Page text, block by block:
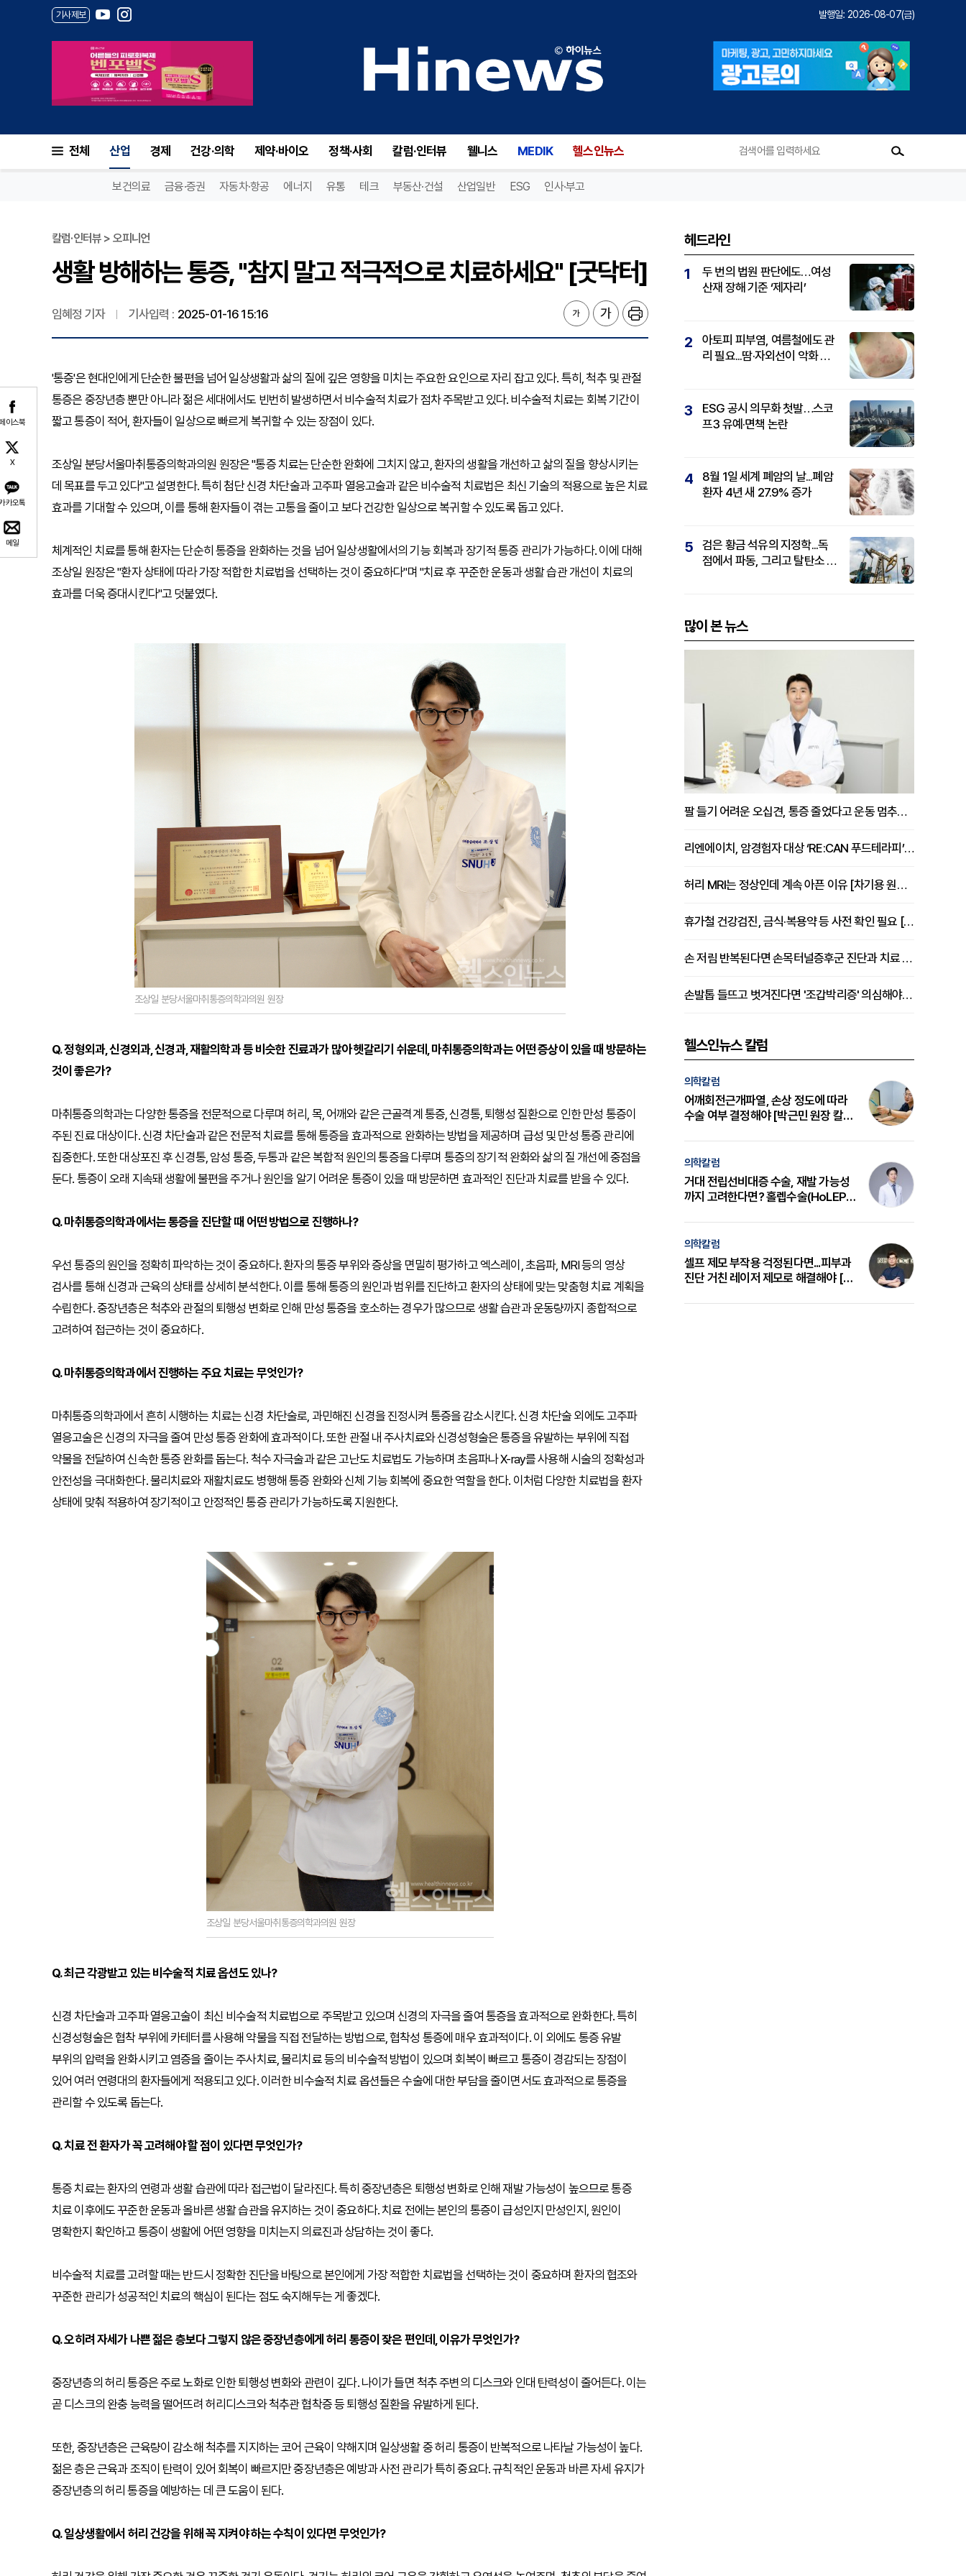
기사제보 발행일: 2026-08-07(금)
전체 산업 경제 건강·의학 제약·바이오 정책·사회 칼럼·인터뷰 웰니스 MEDIK 헬스인뉴스
보건의료 금융·증권 자동차·항공 에너지 유통 테크 부동산·건설 산업일반 ESG 인사·부고
이스북
X
카오톡
메일
칼럼·인터뷰 > 오피니언
생활 방해하는 통증, "참지 말고 적극적으로 치료하세요" [굿닥터]
임혜정 기자 기사입력 : 2025-01-16 15:16
'통증'은 현대인에게 단순한 불편을 넘어 일상생활과 삶의 질에 깊은 영향을 미치는 주요한 요인으로 자리 잡고 있다. 특히, 척추 및 관절
통증은 중장년층 뿐만 아니라 젊은 세대에서도 빈번히 발생하면서 비수술적 치료가 점차 주목받고 있다. 비수술적 치료는 회복 기간이
짧고 통증이 적어, 환자들이 일상으로 빠르게 복귀할 수 있는 장점이 있다.
조상일 분당서울마취통증의학과의원 원장은 "통증 치료는 단순한 완화에 그치지 않고, 환자의 생활을 개선하고 삶의 질을 향상시키는
데 목표를 두고 있다"고 설명한다. 특히 첨단 신경 차단술과 고주파 열응고술과 같은 비수술적 치료법은 최신 기술의 적용으로 높은 치료
효과를 기대할 수 있으며, 이를 통해 환자들이 겪는 고통을 줄이고 보다 건강한 일상으로 복귀할 수 있도록 돕고 있다.
체계적인 치료를 통해 환자는 단순히 통증을 완화하는 것을 넘어 일상생활에서의 기능 회복과 장기적 통증 관리가 가능하다. 이에 대해
조상일 원장은 "환자 상태에 따라 가장 적합한 치료법을 선택하는 것이 중요하다"며 "치료 후 꾸준한 운동과 생활 습관 개선이 치료의
효과를 더욱 증대시킨다"고 덧붙였다.
조상일 분당서울마취통증의학과의원 원장
Q. 정형외과, 신경외과, 신경과, 재활의학과 등 비슷한 진료과가 많아 헷갈리기 쉬운데, 마취통증의학과는 어떤 증상이 있을 때 방문하는
것이 좋은가?
마취통증의학과는 다양한 통증을 전문적으로 다루며 허리, 목, 어깨와 같은 근골격계 통증, 신경통, 퇴행성 질환으로 인한 만성 통증이
주된 진료 대상이다. 신경 차단술과 같은 전문적 치료를 통해 통증을 효과적으로 완화하는 방법을 제공하며 급성 및 만성 통증 관리에
집중한다. 또한 대상포진 후 신경통, 암성 통증, 두통과 같은 복합적 원인의 통증을 다루며 통증의 장기적 완화와 삶의 질 개선에 중점을
둔다. 통증이 오래 지속돼 생활에 불편을 주거나 원인을 알기 어려운 통증이 있을 때 방문하면 효과적인 진단과 치료를 받을 수 있다.
Q. 마취통증의학과에서는 통증을 진단할 때 어떤 방법으로 진행하나?
우선 통증의 원인을 정확히 파악하는 것이 중요하다. 환자의 통증 부위와 증상을 면밀히 평가하고 엑스레이, 초음파, MRI 등의 영상
검사를 통해 신경과 근육의 상태를 상세히 분석한다. 이를 통해 통증의 원인과 범위를 진단하고 환자의 상태에 맞는 맞춤형 치료 계획을
수립한다. 중장년층은 척추와 관절의 퇴행성 변화로 인해 만성 통증을 호소하는 경우가 많으므로 생활 습관과 운동량까지 종합적으로
고려하여 접근하는 것이 중요하다.
Q. 마취통증의학과에서 진행하는 주요 치료는 무엇인가?
마취통증의학과에서 흔히 시행하는 치료는 신경 차단술로, 과민해진 신경을 진정시켜 통증을 감소시킨다. 신경 차단술 외에도 고주파
열응고술은 신경의 자극을 줄여 만성 통증 완화에 효과적이다. 또한 관절 내 주사치료와 신경성형술은 통증을 유발하는 부위에 직접
약물을 전달하여 신속한 통증 완화를 돕는다. 척수 자극술과 같은 고난도 치료법도 가능하며 초음파나 X-ray를 사용해 시술의 정확성과
안전성을 극대화한다. 물리치료와 재활치료도 병행해 통증 완화와 신체 기능 회복에 중요한 역할을 한다. 이처럼 다양한 치료법을 환자
상태에 맞춰 적용하여 장기적이고 안정적인 통증 관리가 가능하도록 지원한다.
조상일 분당서울마취통증의학과의원 원장
Q. 최근 각광받고 있는 비수술적 치료 옵션도 있나?
신경 차단술과 고주파 열응고술이 최신 비수술적 치료법으로 주목받고 있으며 신경의 자극을 줄여 통증을 효과적으로 완화한다. 특히
신경성형술은 협착 부위에 카테터를 사용해 약물을 직접 전달하는 방법으로, 협착성 통증에 매우 효과적이다. 이 외에도 통증 유발
부위의 압력을 완화시키고 염증을 줄이는 주사치료, 물리치료 등의 비수술적 방법이 있으며 회복이 빠르고 통증이 경감되는 장점이
있어 여러 연령대의 환자들에게 적용되고 있다. 이러한 비수술적 치료 옵션들은 수술에 대한 부담을 줄이면서도 효과적으로 통증을
관리할 수 있도록 돕는다.
Q. 치료 전 환자가 꼭 고려해야 할 점이 있다면 무엇인가?
통증 치료는 환자의 연령과 생활 습관에 따라 접근법이 달라진다. 특히 중장년층은 퇴행성 변화로 인해 재발 가능성이 높으므로 통증
치료 이후에도 꾸준한 운동과 올바른 생활 습관을 유지하는 것이 중요하다. 치료 전에는 본인의 통증이 급성인지 만성인지, 원인이
명확한지 확인하고 통증이 생활에 어떤 영향을 미치는지 의료진과 상담하는 것이 좋다.
비수술적 치료를 고려할 때는 반드시 정확한 진단을 바탕으로 본인에게 가장 적합한 치료법을 선택하는 것이 중요하며 환자의 협조와
꾸준한 관리가 성공적인 치료의 핵심이 된다는 점도 숙지해두는 게 좋겠다.
Q. 오히려 자세가 나쁜 젊은 층보다 그렇지 않은 중장년층에게 허리 통증이 잦은 편인데, 이유가 무엇인가?
중장년층의 허리 통증은 주로 노화로 인한 퇴행성 변화와 관련이 깊다. 나이가 들면 척추 주변의 디스크와 인대 탄력성이 줄어든다. 이는
곧 디스크의 완충 능력을 떨어뜨려 허리디스크와 척추관 협착증 등 퇴행성 질환을 유발하게 된다.
또한, 중장년층은 근육량이 감소해 척추를 지지하는 코어 근육이 약해지며 일상생활 중 허리 통증이 반복적으로 나타날 가능성이 높다.
젊은 층은 근육과 조직이 탄력이 있어 회복이 빠르지만 중장년층은 예방과 사전 관리가 특히 중요다. 규칙적인 운동과 바른 자세 유지가
중장년층의 허리 통증을 예방하는 데 큰 도움이 된다.
Q. 일상생활에서 허리 건강을 위해 꼭 지켜야 하는 수칙이 있다면 무엇인가?
헤드라인
1
두 번의 법원 판단에도…여성
산재 장해 기준 ‘제자리’
2
아토피 피부염, 여름철에도 관
리 필요...땀·자외선이 악화 요
3
ESG 공시 의무화 첫발…스코
프3 유예·면책 논란
4
8월 1일 세계 폐암의 날...폐암
환자 4년 새 27.9% 증가
5
검은 황금 석유의 지정학...독
점에서 파동, 그리고 탈탄소 패
많이 본 뉴스
팔 들기 어려운 오십견, 통증 줄었다고 운동 멈추면 안 되는 이유 [이병욱 원장 칼럼]
리엔에이치, 암경험자 대상 ‘RE:CAN 푸드테라피’ 운영
허리 MRI는 정상인데 계속 아픈 이유 [차기용 원장 칼럼]
휴가철 건강검진, 금식·복용약 등 사전 확인 필요 [정도감 원장 칼럼]
손 저림 반복된다면 손목터널증후군 진단과 치료 시기 살펴야 [김동현 원장 칼럼]
손발톱 들뜨고 벗겨진다면 '조갑박리증' 의심해야 [김철윤 원장 칼럼]
헬스인뉴스 칼럼
의학칼럼
어깨회전근개파열, 손상 정도에 따라
수술 여부 결정해야 [박근민 원장 칼
의학칼럼
거대 전립선비대증 수술, 재발 가능성
까지 고려한다면? 홀렙수술(HoLEP)
의학칼럼
셀프 제모 부작용 걱정된다면...피부과
진단 거친 레이저 제모로 해결해야 [변